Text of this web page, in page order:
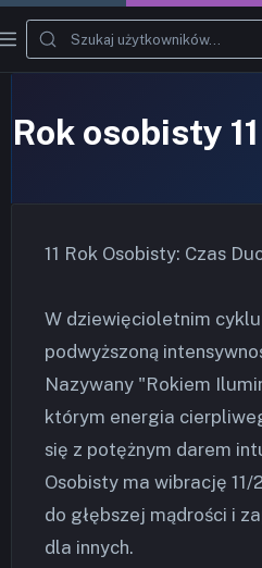
Rok osobisty
11 Rok Osobisty: Czas
W dziewięcioletnim
podwyższoną
Nazywany "Rokiem
którym energia
się z potężnym darem
Osobisty ma wibrację
do głębszej mądrości i
dla innych.